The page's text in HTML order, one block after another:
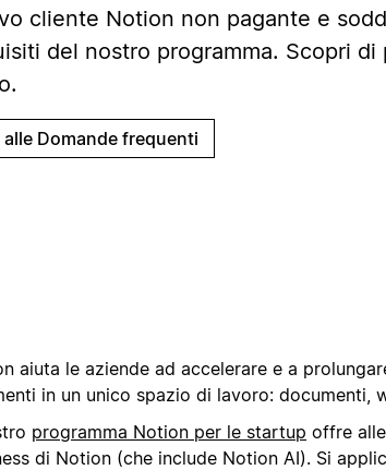
cliente Notion non pagante e
del nostro programma. Scopri di
alle Domande frequenti
aiuta le aziende ad accelerare e a
in un unico spazio di lavoro: documenti,
programma Notion per le startup offre
di Notion (che include Notion AI). Si